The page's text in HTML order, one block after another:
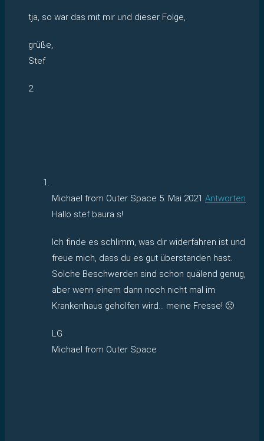
tja, so war das mit mir und dieser Folge,
grüße,
Stef
2
Michael from Outer Space 5. Mai 2021 Antworten
Hallo stef baura s!
Ich finde es schlimm, was dir widerfahren ist und
freue mich, dass du es gut überstanden hast.
Solche Beschwerden sind schon quälend genug,
aber wenn einem dann noch nicht mal im
Krankenhaus geholfen wird… meine Fresse! 🙁
LG
Michael from Outer Space